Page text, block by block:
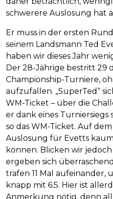
schwerere Auslosung hat
Er muss in der ersten
seinem Landsmann Ted
haben wir dieses Jahr
Der 28-Jährige bestritt 29
Championship-Turniere,
aufzufallen. „SuperTed“
WM-Ticket – über die
er dank eines
so das WM-Ticket. Auf
Auslosung für Evetts
können. Blicken wir
ergeben sich
trafen 11 Mal
knapp mit 6:5. Hier ist
Anmerkung nötig, denn